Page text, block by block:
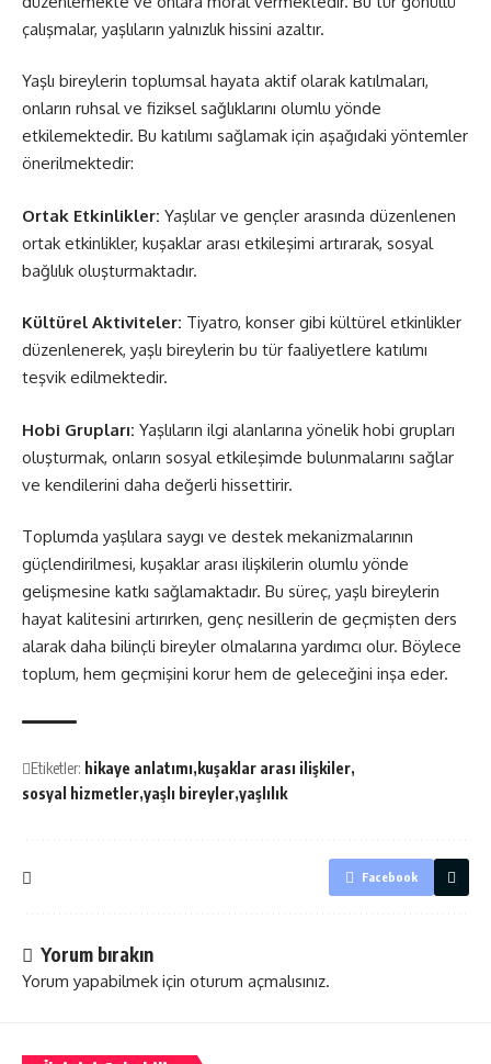
çalışmalar, yaşlıların yalnızlık hissini azaltır.
Yaşlı bireylerin toplumsal hayata aktif olarak katılmaları,
onların ruhsal ve fiziksel sağlıklarını olumlu yönde
etkilemektedir. Bu katılımı sağlamak için aşağıdaki yöntemler
önerilmektedir:
Ortak Etkinlikler: Yaşlılar ve gençler arasında düzenlenen
ortak etkinlikler, kuşaklar arası etkileşimi artırarak, sosyal
bağlılık oluşturmaktadır.
Kültürel Aktiviteler: Tiyatro, konser gibi kültürel etkinlikler
düzenlenerek, yaşlı bireylerin bu tür faaliyetlere katılımı
teşvik edilmektedir.
Hobi Grupları: Yaşlıların ilgi alanlarına yönelik hobi grupları
oluşturmak, onların sosyal etkileşimde bulunmalarını sağlar
ve kendilerini daha değerli hissettirir.
Toplumda yaşlılara saygı ve destek mekanizmalarının
güçlendirilmesi, kuşaklar arası ilişkilerin olumlu yönde
gelişmesine katkı sağlamaktadır. Bu süreç, yaşlı bireylerin
hayat kalitesini artırırken, genç nesillerin de geçmişten ders
alarak daha bilinçli bireyler olmalarına yardımcı olur. Böylece
toplum, hem geçmişini korur hem de geleceğini inşa eder.
Etiketler: hikaye anlatımı kuşaklar arası ilişkiler
sosyal hizmetler yaşlı bireyler yaşlılık
Facebook
Yorum bırakın
Yorum yapabilmek için oturum açmalısınız.